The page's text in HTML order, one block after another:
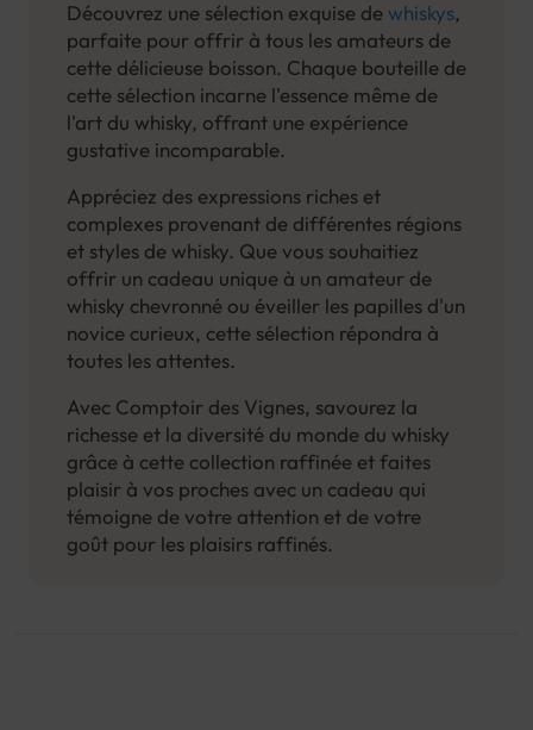
Découvrez une sélection exquise dewhiskys,
parfaite pour offrir à tous les amateurs de
cette délicieuse boisson. Chaque bouteille de
cette sélection incarne l'essence même de
l'art du whisky, offrant une expérience
gustative incomparable.
Appréciez des expressions riches et
complexes provenant de différentes régions
et styles de whisky. Que vous souhaitiez
offrir un cadeau unique à un amateur de
whisky chevronné ou éveiller les papilles d'un
novice curieux, cette sélection répondra à
toutes les attentes.
Avec Comptoir des Vignes, savourez la
richesse et la diversité du monde du whisky
grâce à cette collection raffinée et faites
plaisir à vos proches avec un cadeau qui
témoigne de votre attention et de votre
goût pour les plaisirs raffinés.